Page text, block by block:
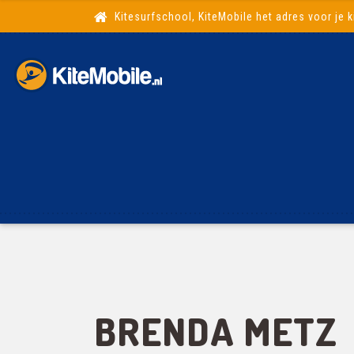
Kitesurfschool, KiteMobile het adres voor je
BRENDA METZ